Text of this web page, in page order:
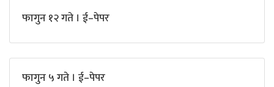
फागुन १२ गते । ई–पेपर
फागुन ५ गते । ई–पेपर